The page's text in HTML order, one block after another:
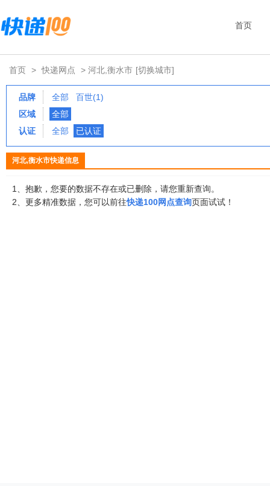
首页
首页 > 快递网点 > 河北,衡水市 [切换城市]
品牌 全部
百世(1)
区域
全部
认证
全部 已认证
河北,衡水市快递信息
1、抱歉，您要的数据不存在或已删除，请您重新查询。
2、更多精准数据，您可以前往快递100网点查询页面试试！